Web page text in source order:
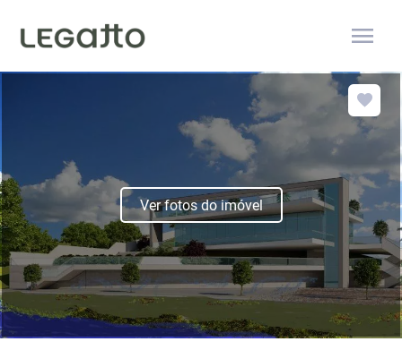
menu
Ver fotos do imóvel